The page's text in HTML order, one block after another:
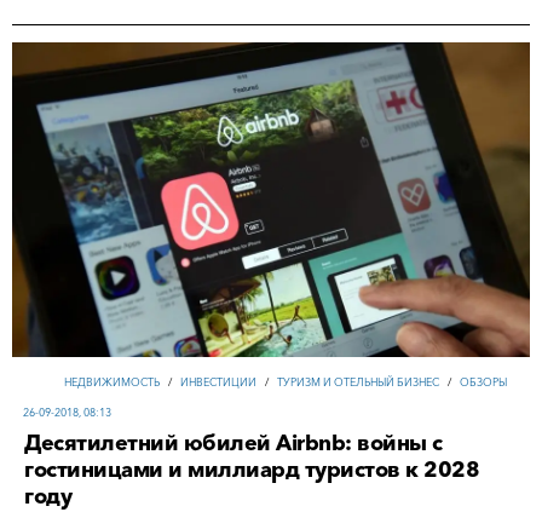
НЕДВИЖИМОСТЬ / ИНВЕСТИЦИИ / ТУРИЗМ И ОТЕЛЬНЫЙ БИЗНЕС / ОБЗОРЫ
26-09-2018, 08:13
Десятилетний юбилей Airbnb: войны с
гостиницами и миллиард туристов к 2028
году